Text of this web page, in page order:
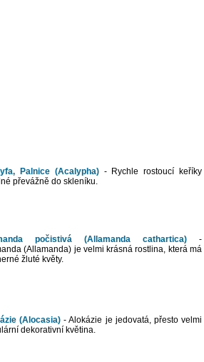
Palnice (Acalypha)- Rychle rostoucí keříky
převážně do skleníku.
počistivá (Allamanda cathartica) -
(Allamanda) je velmi krásná rostlina, která má
žluté květy.
(Alocasia) - Alokázie je jedovatá, přesto velmi
dekorativní květina.